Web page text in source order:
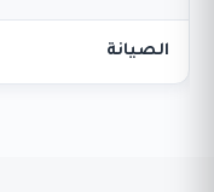
الصيانة